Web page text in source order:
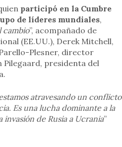
participó en la Cumbre
de líderes mundiales,
cambio”, acompañado de
(EE.UU.), Derek Mitchell,
Plesner, director
Pilegaard, presidenta del
atravesando un conflicto
Es una lucha dominante a la
de Rusia a Ucrania”